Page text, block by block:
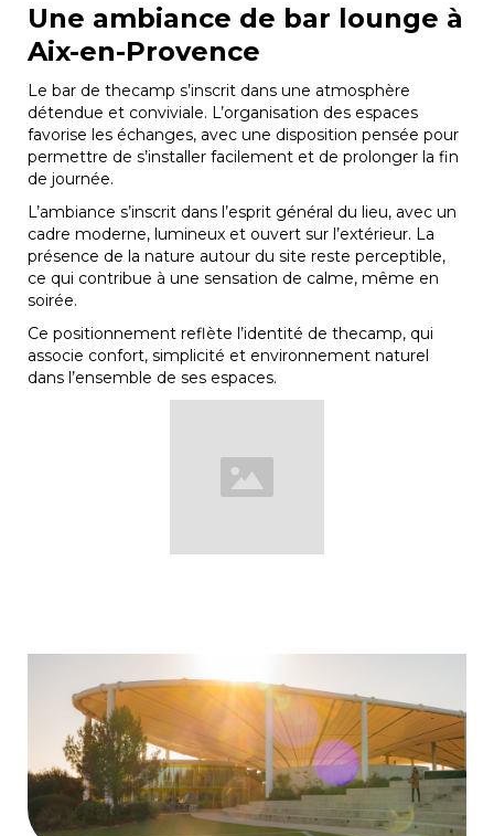
Une ambiance de bar lounge à
Aix-en-Provence
Le bar de thecamp s’inscrit dans une atmosphère
détendue et conviviale. L’organisation des espaces
favorise les échanges, avec une disposition pensée pour
permettre de s’installer facilement et de prolonger la fin
de journée.
L’ambiance s’inscrit dans l’esprit général du lieu, avec un
cadre moderne, lumineux et ouvert sur l’extérieur. La
présence de la nature autour du site reste perceptible,
ce qui contribue à une sensation de calme, même en
soirée.
Ce positionnement reflète l’identité de thecamp, qui
associe confort, simplicité et environnement naturel
dans l’ensemble de ses espaces.